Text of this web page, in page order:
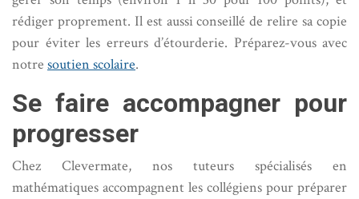
rédiger proprement. Il est aussi conseillé de relire sa copie
pour éviter les erreurs d’étourderie. Préparez-vous avec
notre soutien scolaire.
Se faire accompagner pour
progresser
Chez Clevermate, nos tuteurs spécialisés en
mathématiques accompagnent les collégiens pour préparer